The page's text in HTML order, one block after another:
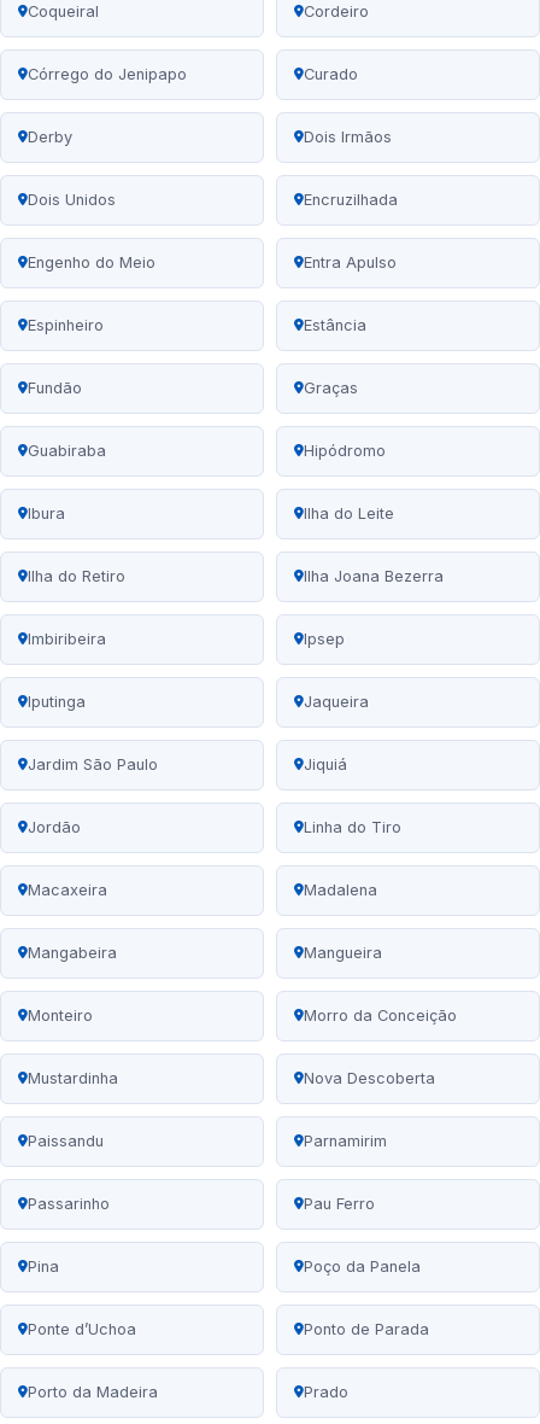
Coqueiral Cordeiro
Córrego do Jenipapo Curado
Derby Dois Irmãos
Dois Unidos Encruzilhada
Engenho do Meio Entra Apulso
Espinheiro Estância
Fundão Graças
Guabiraba Hipódromo
Ibura Ilha do Leite
Ilha do Retiro Ilha Joana Bezerra
Imbiribeira Ipsep
Iputinga Jaqueira
Jardim São Paulo Jiquiá
Jordão Linha do Tiro
Macaxeira Madalena
Mangabeira Mangueira
Monteiro Morro da Conceição
Mustardinha Nova Descoberta
Paissandu Parnamirim
Passarinho Pau Ferro
Pina Poço da Panela
Ponte d’Uchoa Ponto de Parada
Porto da Madeira Prado